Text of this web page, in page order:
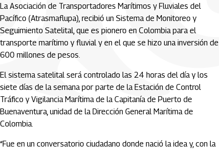
La Asociación de Transportadores Marítimos y Fluviales del
Pacífico (Atrasmaflupa), recibió un Sistema de Monitoreo y
Seguimiento Satelital, que es pionero en Colombia para el
transporte marítimo y fluvial y en el que se hizo una inversión de
600 millones de pesos.
El sistema satelital será controlado las 24 horas del día y los
siete días de la semana por parte de la Estación de Control
Tráfico y Vigilancia Marítima de la Capitanía de Puerto de
Buenaventura, unidad de la Dirección General Marítima de
Colombia.
“Fue en un conversatorio ciudadano donde nació la idea y, con la